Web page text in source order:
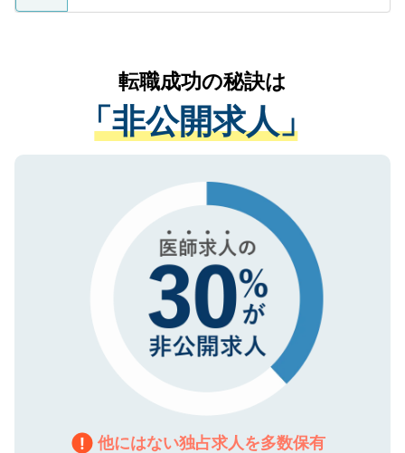
ているすべての個人データはご本人の許可
は、個人情報の取り扱いについての厳密な
管理基準を満たした事業者のみに付与され
る、プライバシーマークを取得済みです。
で、機密保持に関してもご安心ください。
かがいして、現在の医療機関の状況や紹介
経験をまじえながら、適切なアドバイスを
させていただきます。すぐにご転職をされ
ない方には、長期的なサポートが可能です
ので、まずはご登録ください。
転職成功の秘訣は
「非公開求人」
他にはない独占求人を多数保有